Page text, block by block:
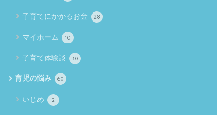
子育てにかかるお金 28
マイホーム 10
子育て体験談 30
育児の悩み 60
いじめ 2